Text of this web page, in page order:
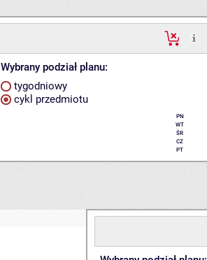
Wybrany podział planu:
tygodniowy
cykl przedmiotu
PN
WT
ŚR
CZ
PT